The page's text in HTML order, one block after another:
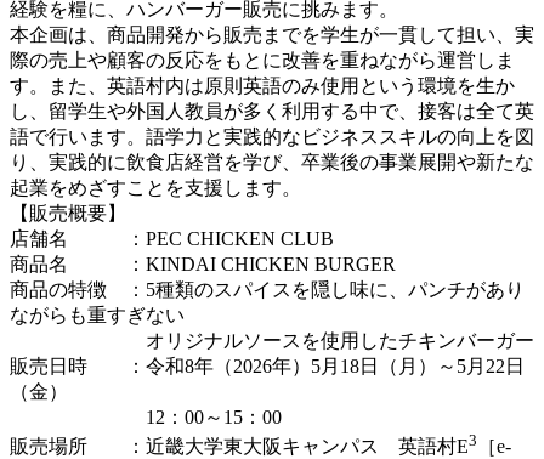
経験を糧に、ハンバーガー販売に挑みます。
本企画は、商品開発から販売までを学生が一貫して担い、実
際の売上や顧客の反応をもとに改善を重ねながら運営しま
す。また、英語村内は原則英語のみ使用という環境を生か
し、留学生や外国人教員が多く利用する中で、接客は全て英
語で行います。語学力と実践的なビジネススキルの向上を図
り、実践的に飲食店経営を学び、卒業後の事業展開や新たな
起業をめざすことを支援します。
【販売概要】
店舗名 ：PEC CHICKEN CLUB
商品名 ：KINDAI CHICKEN BURGER
商品の特徴 ：5種類のスパイスを隠し味に、パンチがあり
ながらも重すぎない
オリジナルソースを使用したチキンバーガー
販売日時 ：令和8年（2026年）5月18日（月）～5月22日
（金）
12：00～15：00
販売場所 ：近畿大学東大阪キャンパス 英語村E3
［e-